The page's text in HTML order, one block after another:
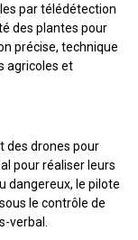
par télédétection
des plantes pour
précise, technique
agricoles et
des drones pour
pour réaliser leurs
dangereux, le pilote
le contrôle de
verbal.